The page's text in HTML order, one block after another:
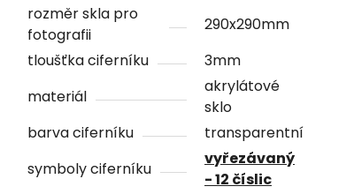
rozměr skla pro
fotografii
290x290mm
tloušťka ciferníku
3mm
materiál
akrylátové
sklo
barva ciferníku
transparentní
symboly ciferníku
vyřezávaný
- 12 číslic